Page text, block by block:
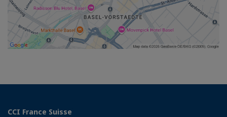
CCI France Suisse